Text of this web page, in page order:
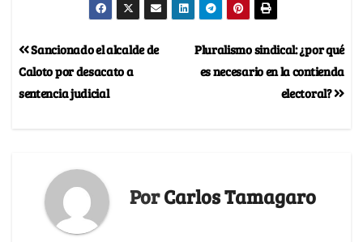
Pluralismo sindical: ¿por qué
es necesario en la contienda
electoral?
Sancionado el alcalde de
Caloto por desacato a
sentencia judicial
PorCarlos Tamagaro